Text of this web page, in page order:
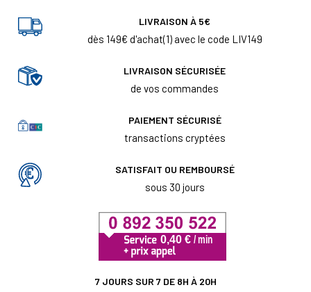
LIVRAISON À 5€
dès 149€ d'achat(1) avec le code LIV149
LIVRAISON SÉCURISÉE
de vos commandes
PAIEMENT SÉCURISÉ
transactions cryptées
SATISFAIT OU REMBOURSÉ
sous 30 jours
7 JOURS SUR 7 DE 8H À 20H